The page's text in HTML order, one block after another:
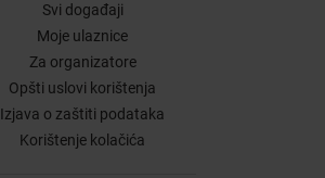
Svi događaji
Moje ulaznice
Za organizatore
Opšti uslovi korištenja
Izjava o zaštiti podataka
Korištenje kolačića